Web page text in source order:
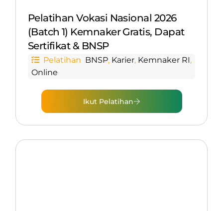
Pelatihan Vokasi Nasional 2026
(Batch 1) Kemnaker Gratis, Dapat
Sertifikat & BNSP
Pelatihan BNSP, Karier, Kemnaker RI,
Online
Ikut Pelatihan